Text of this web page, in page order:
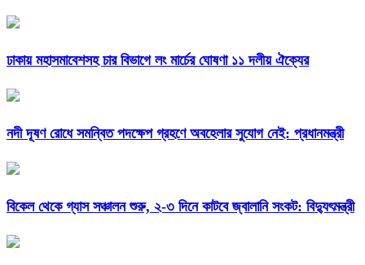
ঢাকায় মহাসমাবেশসহ চার বিভাগে লং মার্চের ঘোষণা ১১ দলীয় ঐক্যের
নদী দূষণ রোধে সমন্বিত পদক্ষেপ গ্রহণে অবহেলার সুযোগ নেই: প্রধানমন্ত্রী
বিকেল থেকে গ্যাস সঞ্চালন শুরু, ২-৩ দিনে কাটবে জ্বালানি সংকট: বিদ্যুৎমন্ত্রী